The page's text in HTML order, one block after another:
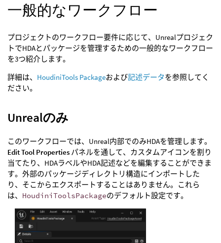
一般的なワークフロー
プロジェクトのワークフロー要件に応じて、Unrealプロジェク
トでHDAとパッケージを管理するための一般的なワークフロー
を3つ紹介します。
詳細は、 HoudiniTools Packageおよび記述データを参照してく
ださい。
Unrealのみ
このワークフローでは、Unreal内部でのみHDAを管理します。
Edit Tool Properties パネルを通して、カスタムアイコンを割り
当てたり、HDAラベルやHDA記述などを編集することができま
す。外部のパッケージディレクトリ構造にインポートした
り、そこからエクスポートすることはありません。これら
は、 HoudiniToolsPackageのデフォルト設定です。